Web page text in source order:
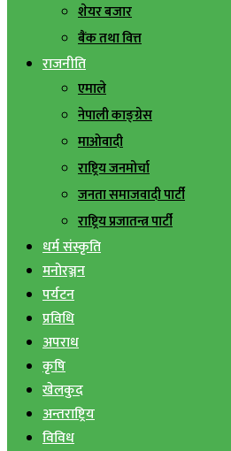
शेयर बजार
बैंक तथा वित्त
राजनीति
एमाले
नेपाली काङ्ग्रेस
माओवादी
राष्ट्रिय जनमोर्चा
जनता समाजवादी पार्टी
राष्ट्रिय प्रजातन्त्र पार्टी
धर्म संस्कृति
मनोरञ्जन
पर्यटन
प्रविधि
अपराध
कृषि
खेलकुद
अन्तराष्ट्रिय
विविध